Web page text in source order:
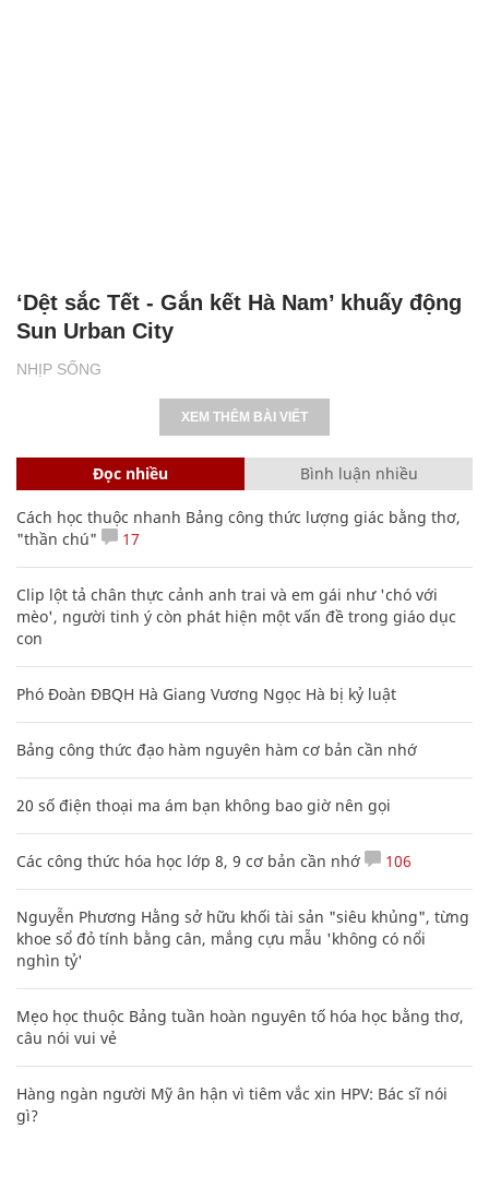
NHỊP SỐNG
‘Dệt sắc Tết - Gắn kết Hà Nam’ khuấy động
Sun Urban City
XEM THÊM BÀI VIẾT
Đọc nhiều Bình luận nhiều
Cách học thuộc nhanh Bảng công thức lượng giác bằng thơ,
"thần chú"
17
Clip lột tả chân thực cảnh anh trai và em gái như 'chó với
mèo', người tinh ý còn phát hiện một vấn đề trong giáo dục
con
Phó Đoàn ĐBQH Hà Giang Vương Ngọc Hà bị kỷ luật
Bảng công thức đạo hàm nguyên hàm cơ bản cần nhớ
20 số điện thoại ma ám bạn không bao giờ nên gọi
Các công thức hóa học lớp 8, 9 cơ bản cần nhớ 106
Nguyễn Phương Hằng sở hữu khối tài sản "siêu khủng", từng
khoe sổ đỏ tính bằng cân, mắng cựu mẫu 'không có nổi
nghìn tỷ'
Mẹo học thuộc Bảng tuần hoàn nguyên tố hóa học bằng thơ,
câu nói vui vẻ
Hàng ngàn người Mỹ ân hận vì tiêm vắc xin HPV: Bác sĩ nói
gì?